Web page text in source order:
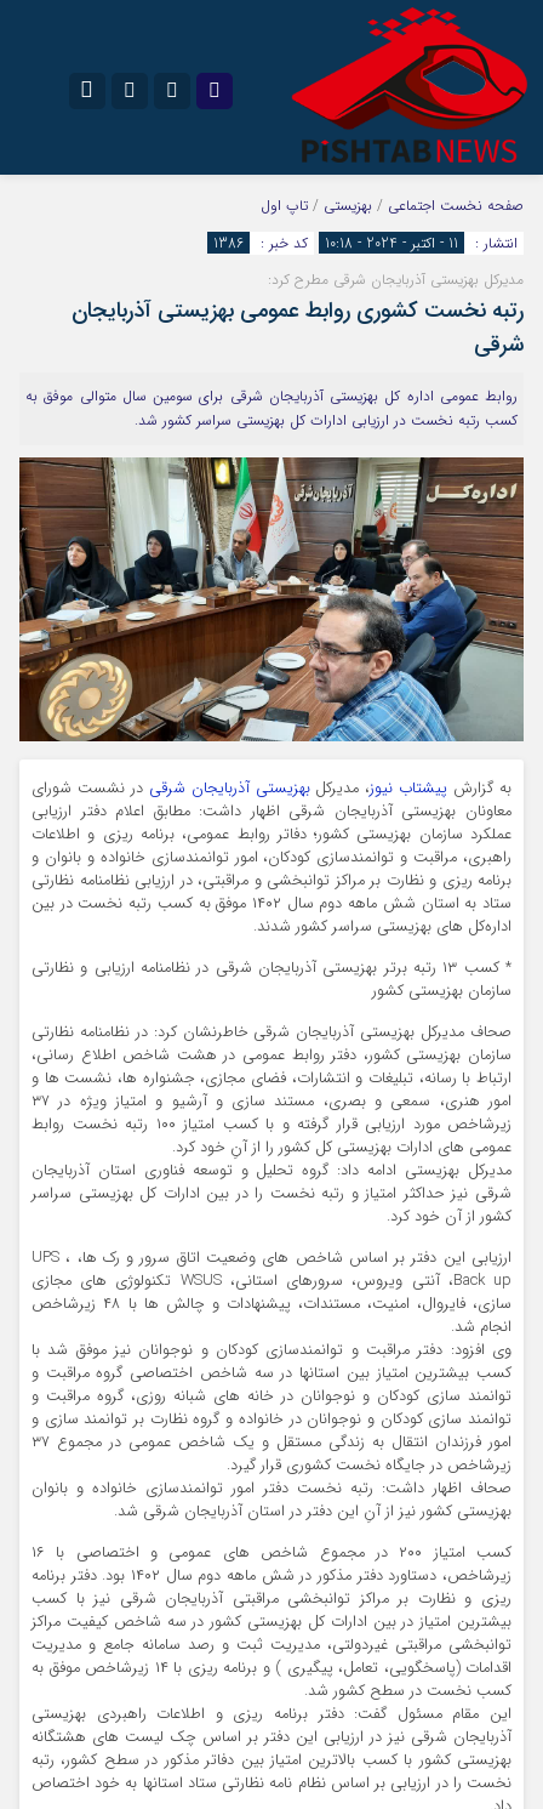
اینستاگرام
سروش
ایتا
آپارات
نام کاربری یا نشانی ایمیل
رمز عبور
مرا به خاطر بسپار
صفحه نخست اجتماعی / بهزیستی / تاپ اول
انتشار :
11 - اکتبر - 2024 - 10:18 کد خبر :
1386
مدیرکل بهزیستی آذربایجان شرقی مطرح کرد:
رتبه نخست کشوری روابط عمومی بهزیستی آذربایجان
شرقی
روابط عمومی اداره کل بهزیستی آذربایجان شرقی برای سومین سال متوالی موفق به
کسب رتبه نخست در ارزیابی ادارات کل بهزیستی سراسر کشور شد.
به گزارش پیشتاب نیوز، مدیرکلبهزیستی آذربایجان شرقی در نشست شورای
معاونان بهزیستی آذربایجان شرقی اظهار داشت: مطابق اعلام دفتر ارزیابی
عملکرد سازمان بهزیستی کشور؛ دفاتر روابط عمومی، برنامه ریزی و اطلاعات
راهبری، مراقبت و توانمندسازی کودکان، امور توانمندسازی خانواده و بانوان و
برنامه ریزی و نظارت بر مراکز توانبخشی و مراقبتی، در ارزیابی نظامنامه نظارتی
ستاد به استان شش ماهه دوم سال ۱۴۰۲ موفق به کسب رتبه نخست در بین
اداره‌کل های بهزیستی سراسر کشور شدند.
* کسب ۱۳ رتبه برتر بهزیستی آذربایجان شرقی در نظامنامه ارزیابی و نظارتی
سازمان بهزیستی کشور
صحاف مدیرکل بهزیستی آذربایجان شرقی خاطرنشان کرد: در نظامنامه نظارتی
سازمان بهزیستی کشور، دفتر روابط عمومی در هشت شاخص اطلاع رسانی،
ارتباط با رسانه، تبلیغات و انتشارات، فضای مجازی، جشنواره ها، نشست ها و
امور هنری، سمعی و بصری، مستند سازی و آرشیو و امتیاز ویژه در ۳۷
زیرشاخص مورد ارزیابی قرار گرفته و با کسب امتیاز ۱۰۰ رتبه نخست روابط
عمومی های ادارات بهزیستی کل کشور را از آنِ خود کرد.
مدیرکل بهزیستی ادامه داد: گروه تحلیل و توسعه فناوری استان آذربایجان
شرقی نیز حداکثر امتیاز و رتبه نخست را در بین ادارات کل بهزیستی سراسر
کشور از آن خود کرد.
ارزیابی این دفتر بر اساس شاخص های وضعیت اتاق سرور و رک ها، UPS ،
Back up، آنتی ویروس، سرورهای استانی، WSUS تکنولوژی های مجازی
سازی، فایروال، امنیت، مستندات، پیشنهادات و چالش ها با ۴۸ زیرشاخص
انجام شد.
وی افزود: دفتر مراقبت و توانمندسازی کودکان و نوجوانان نیز موفق شد با
کسب بیشترین امتیاز بین استانها در سه شاخص اختصاصی گروه مراقبت و
توانمند سازی کودکان و نوجوانان در خانه های شبانه روزی، گروه مراقبت و
توانمند سازی کودکان و نوجوانان در خانواده و گروه نظارت بر توانمند سازی و
امور فرزندان انتقال به زندگی مستقل و یک شاخص عمومی در مجموع ۳۷
زیرشاخص در جایگاه نخست کشوری قرار گیرد.
صحاف اظهار داشت: رتبه نخست دفتر امور توانمندسازی خانواده و بانوان
بهزیستی کشور نیز از آنِ این دفتر در استان آذربایجان شرقی شد.
کسب امتیاز ۲۰۰ در مجموع شاخص های عمومی و اختصاصی با ۱۶
زیرشاخص، دستاورد دفتر مذکور در شش ماهه دوم سال ۱۴۰۲ بود. دفتر برنامه
ریزی و نظارت بر مراکز توانبخشی مراقبتی آذربایجان شرقی نیز با کسب
بیشترین امتیاز در بین ادارات کل بهزیستی کشور در سه شاخص کیفیت مراکز
توانبخشی مراقبتی غیردولتی، مدیریت ثبت و رصد سامانه جامع و مدیریت
اقدامات (پاسخگویی، تعامل، پیگیری ) و برنامه ریزی با ۱۴ زیرشاخص موفق به
کسب نخست در سطح کشور شد.
این مقام مسئول گفت: دفتر برنامه ریزی و اطلاعات راهبردی بهزیستی
آذربایجان شرقی نیز در ارزیابی این دفتر بر اساس چک لیست های هشتگانه
بهزیستی کشور با کسب بالاترین امتیاز بین دفاتر مذکور در سطح کشور، رتبه
نخست را در ارزیابی بر اساس نظام نامه نظارتی ستاد استانها به خود اختصاص